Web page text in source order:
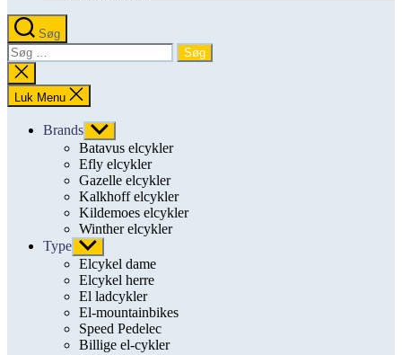
Søg
Søg
efter:
Luk
søgning
Luk Menu
Brands Vis
undermenu
Batavus elcykler
Efly elcykler
Gazelle elcykler
Kalkhoff elcykler
Kildemoes elcykler
Winther elcykler
Type Vis
undermenu
Elcykel dame
Elcykel herre
El ladcykler
El-mountainbikes
Speed Pedelec
Billige el-cykler